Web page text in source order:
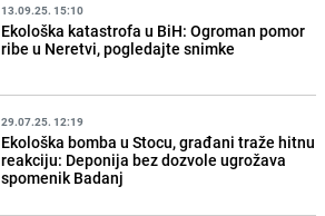
13.09.25. 15:10
Ekološka katastrofa u BiH: Ogroman pomor
ribe u Neretvi, pogledajte snimke
29.07.25. 12:19
Ekološka bomba u Stocu, građani traže hitnu
reakciju: Deponija bez dozvole ugrožava
spomenik Badanj